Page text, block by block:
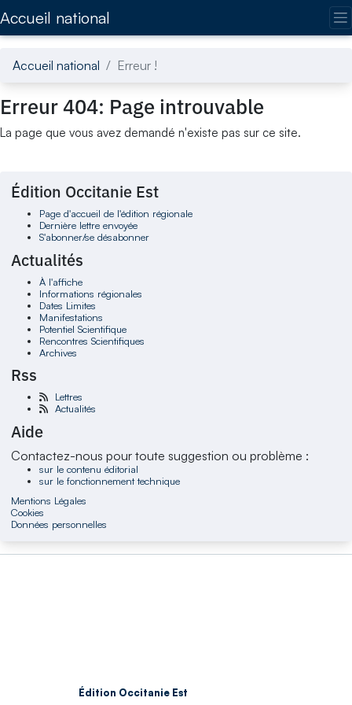
Accueil national
Accueil national Erreur !
Erreur 404: Page introuvable
La page que vous avez demandé n'existe pas sur ce site.
Édition Occitanie Est
Page d'accueil de l'édition régionale
Dernière lettre envoyée
S'abonner/se désabonner
Actualités
À l'affiche
Informations régionales
Dates Limites
Manifestations
Potentiel Scientifique
Rencontres Scientifiques
Archives
Rss
Lettres
Actualités
Aide
Contactez-nous pour toute suggestion ou problème :
sur le contenu éditorial
sur le fonctionnement technique
Mentions Légales
Cookies
Données personnelles
Édition Occitanie Est